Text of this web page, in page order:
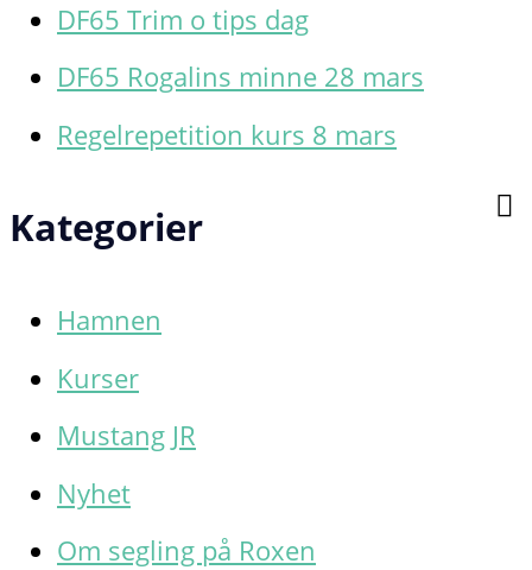
DF65 Trim o tips dag
DF65 Rogalins minne 28 mars
Regelrepetition kurs 8 mars
Kategorier
Hamnen
Kurser
Mustang JR
Nyhet
Om segling på Roxen